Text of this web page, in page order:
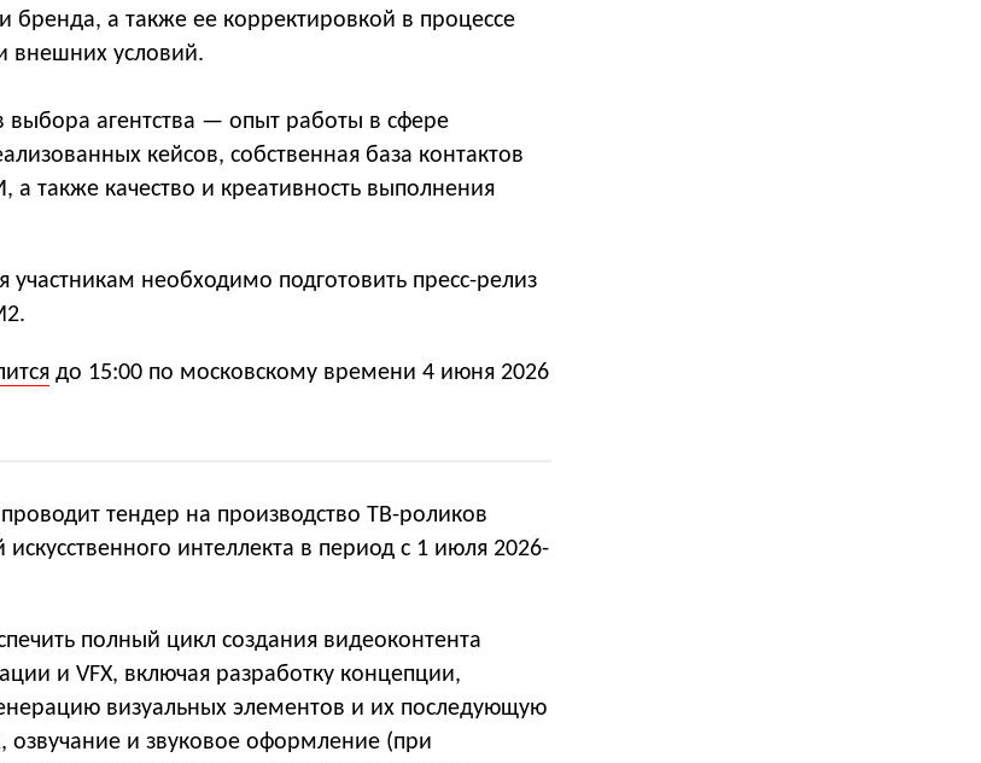
бренда, а также ее корректировкой в процессе
внешних условий.
агентства — опыт работы в сфере
кейсов, собственная база контактов
также качество и креативность выполнения
участникам необходимо подготовить пресс-релиз
до 15:00 по московскому времени 4 июня 2026
тендер на производство ТВ-роликов
интеллекта в период с 1 июля 2026-
полный цикл создания видеоконтента
и VFX, включая разработку концепции,
визуальных элементов и их последующую
озвучание и звуковое оформление (при